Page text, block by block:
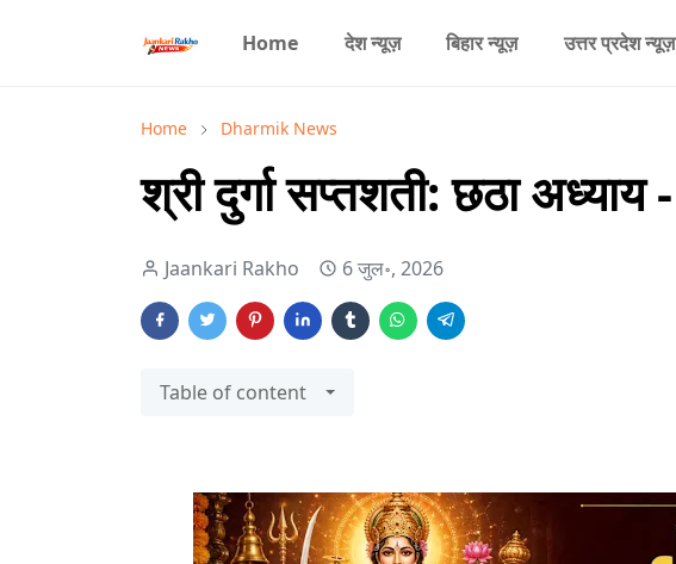
Home देश न्यूज़ बिहार न्यूज़ उत्तर प्रदेश न्यूज़
Home Dharmik News
श्री दुर्गा सप्तशती: छठा
Jaankari Rakho 6 जुल॰, 2026
Table of content